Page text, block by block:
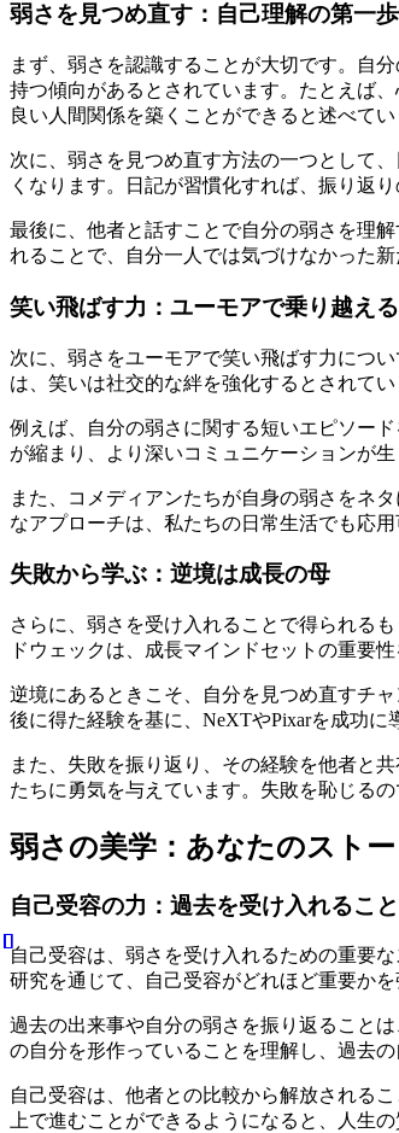
弱さを見つめ直す：自己理解の第一歩
まず、弱さを認識することが大切です。自
持つ傾向があるとされています。たとえば
良い人間関係を築くことができると述べてい
次に、弱さを見つめ直す方法の一つとして
くなります。日記が習慣化すれば、振り返
最後に、他者と話すことで自分の弱さを理
れることで、自分一人では気づけなかった
笑い飛ばす力：ユーモアで乗り越え
次に、弱さをユーモアで笑い飛ばす力につ
は、笑いは社交的な絆を強化するとされて
例えば、自分の弱さに関する短いエピソー
が縮まり、より深いコミュニケーションが生
また、コメディアンたちが自身の弱さをネ
なアプローチは、私たちの日常生活でも応
失敗から学ぶ：逆境は成長の母
さらに、弱さを受け入れることで得られる
ドウェックは、成長マインドセットの重要
逆境にあるときこそ、自分を見つめ直すチ
後に得た経験を基に、NeXTやPixarを成功
また、失敗を振り返り、その経験を他者と
たちに勇気を与えています。失敗を恥じる
弱さの美学：あなたのスト
自己受容の力：過去を受け入れるこ
自己受容は、弱さを受け入れるための重要
研究を通じて、自己受容がどれほど重要か
過去の出来事や自分の弱さを振り返ること
の自分を形作っていることを理解し、過去
自己受容は、他者との比較から解放される
上で進むことができるようになると、人生